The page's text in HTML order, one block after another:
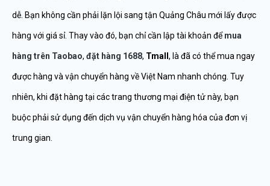
dễ. Bạn không cần phải lặn lội sang tận Quảng Châu mới lấy được
hàng với giá sỉ. Thay vào đó, bạn chỉ cần lập tài khoản đểmua
hàng trên Taobao, đặt hàng 1688, Tmall , là đã có thể mua ngay
được hàng và vận chuyển hàng về Việt Nam nhanh chóng. Tuy
nhiên, khi đặt hàng tại các trang thương mại điện tử này, bạn
buộc phải sử dụng đến dịch vụ vận chuyển hàng hóa của đơn vị
trung gian.